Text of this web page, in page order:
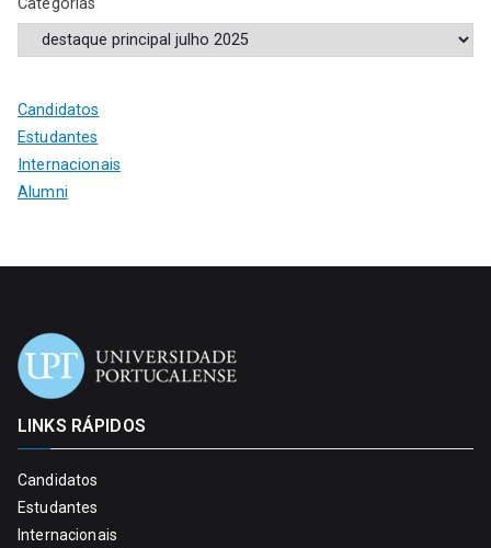
Candidatos
Estudantes
Internacionais
Alumni
LINKS RÁPIDOS
Candidatos
Estudantes
Internacionais